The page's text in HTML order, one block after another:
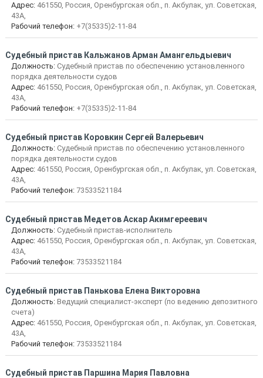
Адрес:461550, Россия, Оренбургская обл., п. Акбулак, ул. Советская,
43А,
Рабочий телефон:+7(35335)2-11-84
Судебный пристав Кальжанов Арман Амангельдыевич
Должность:Судебный пристав по обеспечению установленного
порядка деятельности судов
Адрес:461550, Россия, Оренбургская обл., п. Акбулак, ул. Советская,
43А,
Рабочий телефон:+7(35335)2-11-84
Судебный пристав Коровкин Сергей Валерьевич
Должность:Судебный пристав по обеспечению установленного
порядка деятельности судов
Адрес:461550, Россия, Оренбургская обл., п. Акбулак, ул. Советская,
43А,
Рабочий телефон:73533521184
Судебный пристав Медетов Аскар Акимгереевич
Должность:Судебный пристав-исполнитель
Адрес:461550, Россия, Оренбургская обл., п. Акбулак, ул. Советская,
43А,
Рабочий телефон:73533521184
Судебный пристав Панькова Елена Викторовна
Должность:Ведущий специалист-эксперт (по ведению депозитного
счета)
Адрес:461550, Россия, Оренбургская обл., п. Акбулак, ул. Советская,
43А,
Рабочий телефон:73533521184
Судебный пристав Паршина Мария Павловна